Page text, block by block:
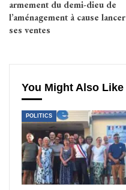
armement du demi-dieu de
l’aménagement à cause lancer
ses ventes
You Might Also Like
POLITICS